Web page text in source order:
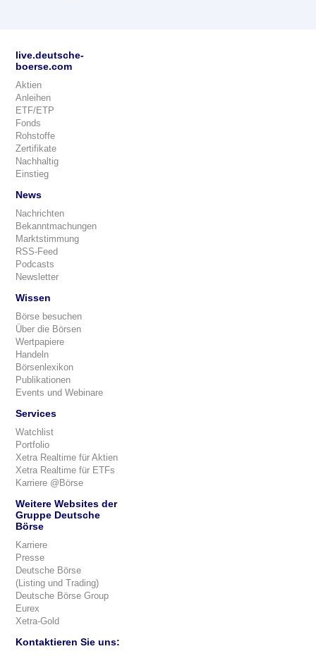
live.deutsche-
boerse.com
Aktien
Anleihen
ETF/ETP
Fonds
Rohstoffe
Zertifikate
Nachhaltig
Einstieg
News
Nachrichten
Bekanntmachungen
Marktstimmung
RSS-Feed
Podcasts
Newsletter
Wissen
Börse besuchen
Über die Börsen
Wertpapiere
Handeln
Börsenlexikon
Publikationen
Events und Webinare
Services
Watchlist
Portfolio
Xetra Realtime für Aktien
Xetra Realtime für ETFs
Karriere @Börse
Weitere Websites der
Gruppe Deutsche
Börse
Karriere
Presse
Deutsche Börse
(Listing und Trading)
Deutsche Börse Group
Eurex
Xetra-Gold
Kontaktieren Sie uns: